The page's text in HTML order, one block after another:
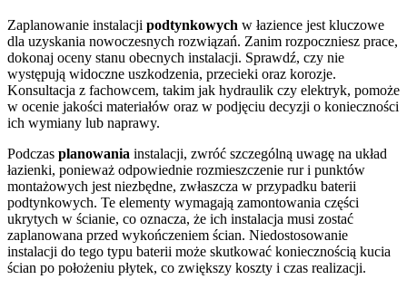
Zaplanowanie instalacji podtynkowych w łazience jest kluczowe
dla uzyskania nowoczesnych rozwiązań. Zanim rozpoczniesz prace,
dokonaj oceny stanu obecnych instalacji. Sprawdź, czy nie
występują widoczne uszkodzenia, przecieki oraz korozje.
Konsultacja z fachowcem, takim jak hydraulik czy elektryk, pomoże
w ocenie jakości materiałów oraz w podjęciu decyzji o konieczności
ich wymiany lub naprawy.
Podczas planowania instalacji, zwróć szczególną uwagę na układ
łazienki, ponieważ odpowiednie rozmieszczenie rur i punktów
montażowych jest niezbędne, zwłaszcza w przypadku baterii
podtynkowych. Te elementy wymagają zamontowania części
ukrytych w ścianie, co oznacza, że ich instalacja musi zostać
zaplanowana przed wykończeniem ścian. Niedostosowanie
instalacji do tego typu baterii może skutkować koniecznością kucia
ścian po położeniu płytek, co zwiększy koszty i czas realizacji.